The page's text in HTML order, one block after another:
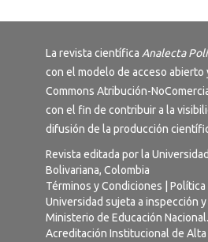
La revista científica Analecta
con el modelo de acceso abierto
Commons Atribución-
con el fin de contribuir a la
difusión de la producción
Revista editada por la
Bolivariana, Colombia
Términos y Condiciones
Política
Universidad sujeta a inspección
Ministerio de Educación Nacional.
Acreditación Institucional de Alta